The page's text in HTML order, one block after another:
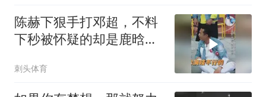
陈赫下狠手打邓超，不料
下秒被怀疑的却是鹿晗，
刺头体育